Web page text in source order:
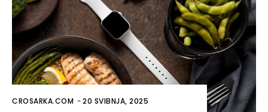
CROSARKA.COM -20 SVIBNJA, 2025